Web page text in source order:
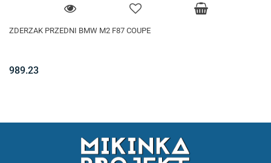
ZDERZAK PRZEDNI BMW M2 F87 COUPE
989.23